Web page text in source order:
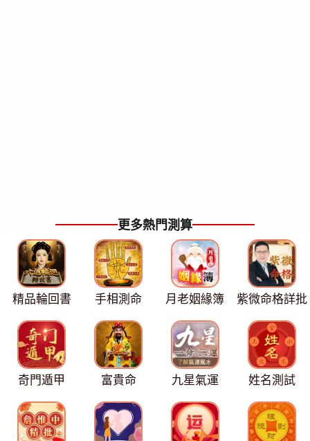
更多熱門測算
精品輪回書 手相測命 月老姻緣簿 紫微命格詳批
奇門遁甲 富貴命 九星氣運 姓名測試